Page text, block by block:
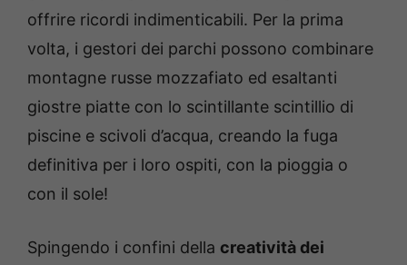
offrire ricordi indimenticabili. Per la prima
volta, i gestori dei parchi possono combinare
montagne russe mozzafiato ed esaltanti
giostre piatte con lo scintillante scintillio di
piscine e scivoli d’acqua, creando la fuga
definitiva per i loro ospiti, con la pioggia o
con il sole!
Spingendo i confini della creatività dei